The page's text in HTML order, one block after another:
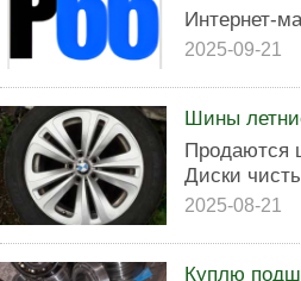
Интернет-
2025-09-21
Шины
Продаются
Диски
2025-08-21
Куплю